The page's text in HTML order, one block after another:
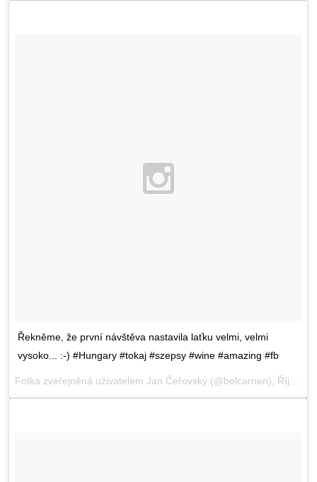
Řekněme, že první návštěva nastavila laťku velmi, velmi
vysoko... :-) #Hungary #tokaj #szepsy #wine #amazing #fb
Fotka zveřejněná uživatelem Jan Čeřovský (@belcarnen), Říj 29, 2015 v 5:20 PDT